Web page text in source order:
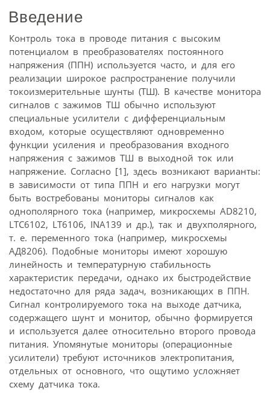
Введение
Контроль тока в проводе питания с высоким
потенциалом в преобразователях постоянного
напряжения (ППН) используется часто, и для его
реализации широкое распространение получили
токоизмерительные шунты (ТШ). В качестве монитора
сигналов с зажимов ТШ обычно используют
специальные усилители с дифференциальным
входом, которые осуществляют одновременно
функции усиления и преобразования входного
напряжения с зажимов ТШ в выходной ток или
напряжение. Согласно [1], здесь возникают варианты:
в зависимости от типа ППН и его нагрузки могут
быть востребованы мониторы сигналов как
однополярного тока (например, микросхемы AD8210,
LTC6102, LT6106, INA139 и др.), так и двухполярного,
т. е. переменного тока (например, микросхемы
АД8206). Подобные мониторы имеют хорошую
линейность и температурную стабильность
характеристик передачи, однако их быстродействие
недостаточно для ряда задач, возникающих в ППН.
Сигнал контролируемого тока на выходе датчика,
содержащего шунт и монитор, обычно формируется
и используется далее относительно второго провода
питания. Упомянутые мониторы (операционные
усилители) требуют источников электропитания,
отдельных от основного, что ощутимо усложняет
схему датчика тока.